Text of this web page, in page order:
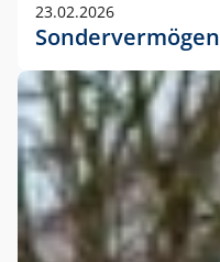
23.02.2026